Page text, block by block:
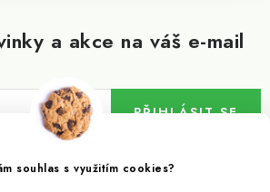
souhlas s využitím cookies?
a akce na váš e-mail
spodmínkami ochrany osobních údajů
PŘIHLÁSIT SE